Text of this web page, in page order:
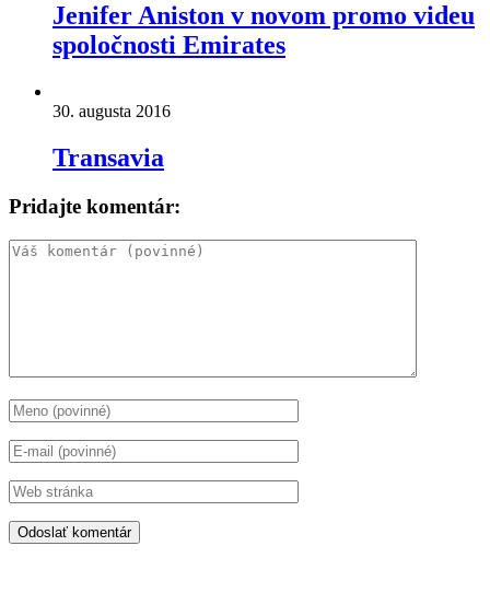
Jenifer Aniston v novom promo videu
spoločnosti Emirates
30. augusta 2016
Transavia
Pridajte komentár: